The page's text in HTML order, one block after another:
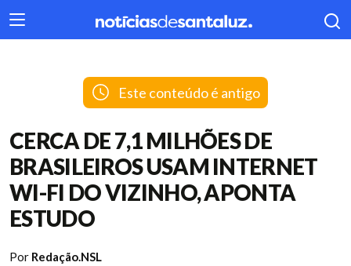
404
Este conteúdo é antigo
CERCA DE 7,1 MILHÕES DE
BRASILEIROS USAM INTERNET
WI-FI DO VIZINHO, APONTA
ESTUDO
Por Redação.NSL